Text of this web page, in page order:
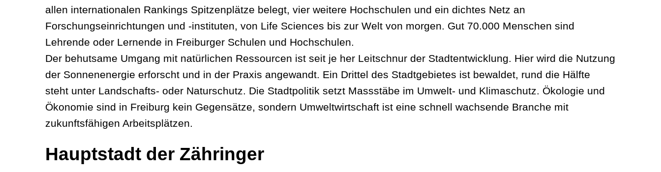
allen internationalen Rankings Spitzenplätze belegt, vier weitere Hochschulen und ein dichtes Netz an
Forschungseinrichtungen und -instituten, von Life Sciences bis zur Welt von morgen. Gut 70.000 Menschen sind
Lehrende oder Lernende in Freiburger Schulen und Hochschulen.
Der behutsame Umgang mit natürlichen Ressourcen ist seit je her Leitschnur der Stadtentwicklung. Hier wird die Nutzung
der Sonnenenergie erforscht und in der Praxis angewandt. Ein Drittel des Stadtgebietes ist bewaldet, rund die Hälfte
steht unter Landschafts- oder Naturschutz. Die Stadtpolitik setzt Massstäbe im Umwelt- und Klimaschutz. Ökologie und
Ökonomie sind in Freiburg kein Gegensätze, sondern Umweltwirtschaft ist eine schnell wachsende Branche mit
zukunftsfähigen Arbeitsplätzen.
Hauptstadt der Zähringer